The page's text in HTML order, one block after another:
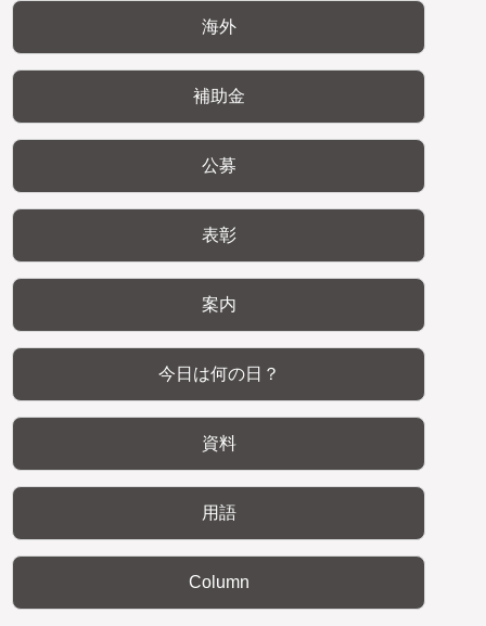
海外
補助金
公募
表彰
案内
今日は何の日？
資料
用語
Column